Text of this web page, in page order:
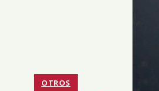
OTROS